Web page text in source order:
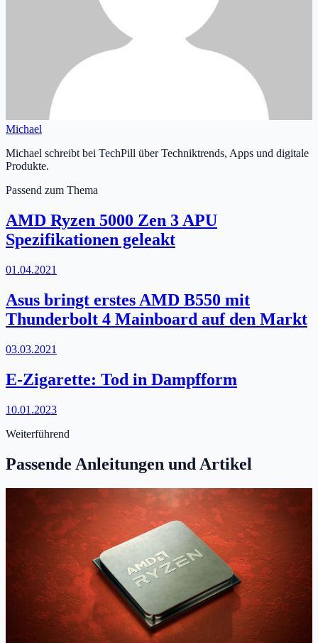
Michael
Michael schreibt bei TechPill über Techniktrends, Apps und digitale
Produkte.
Passend zum Thema
AMD Ryzen 5000 Zen 3 APU
Spezifikationen geleakt
01.04.2021
Asus bringt erstes AMD B550 mit
Thunderbolt 4 Mainboard auf den Markt
03.03.2021
E-Zigarette: Tod in Dampfform
10.01.2023
Weiterführend
Passende Anleitungen und Artikel